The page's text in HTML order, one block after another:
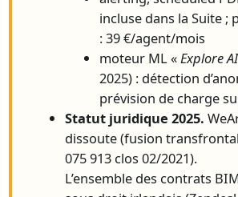
incluse dans la Suite ;
: 39 €/agent/mois
moteur ML «Explore
2025) : détection
prévision de charge
Statut juridique 2025.
dissoute (fusion
075 913 clos 02/2021).
L’ensemble des contrats